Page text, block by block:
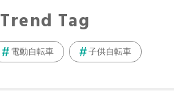
Trend Tag
電動自転車 子供自転車